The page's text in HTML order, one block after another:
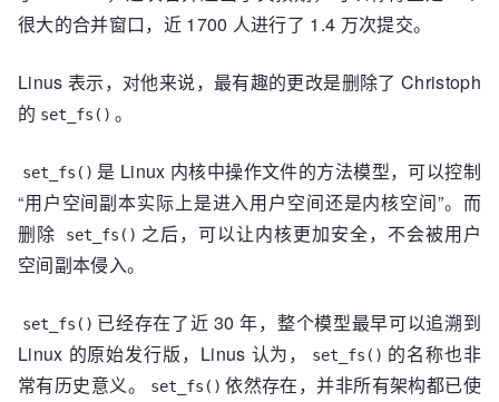
很大的合并窗口，近 1700 人进行了 1.4 万次提交。
Linus 表示，对他来说，最有趣的更改是删除了 Christoph
的 set_fs() 。
set_fs() 是 Linux 内核中操作文件的方法模型，可以控制
“用户空间副本实际上是进入用户空间还是内核空间”。而
删除
set_fs() 之后，可以让内核更加安全，不会被用户
空间副本侵入。
set_fs() 已经存在了近 30 年，整个模型最早可以追溯到
Linux 的原始发行版，Linus 认为，
set_fs() 的名称也非
常有历史意义。
set_fs() 依然存在，并非所有架构都已使